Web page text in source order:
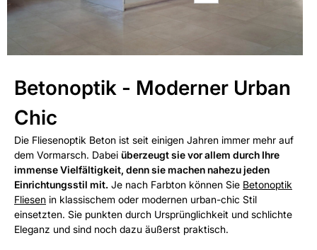
Betonoptik - Moderner Urban
Chic
Die Fliesenoptik Beton ist seit einigen Jahren immer mehr auf
dem Vormarsch. Dabei überzeugt sie vor allem durch Ihre
immense Vielfältigkeit, denn sie machen nahezu jeden
Einrichtungsstil mit. Je nach Farbton können Sie Betonoptik
Fliesen in klassischem oder modernen urban-chic Stil
einsetzten. Sie punkten durch Ursprünglichkeit und schlichte
Eleganz und sind noch dazu äußerst praktisch.